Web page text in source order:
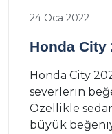
24 Oca 2022
Honda City
Honda City
severlerin
Özellikle
büyük